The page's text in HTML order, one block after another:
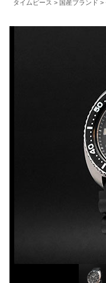
タイムピース > 国産ブランド >